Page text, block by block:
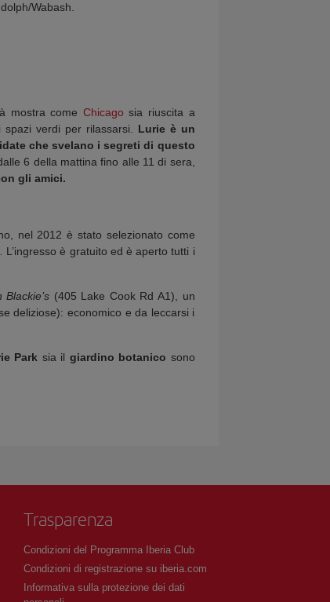
Wabash.
mostra come Chicago sia riuscita a
verdi per rilassarsi. Lurie è un
che svelano i segreti di questo
6 della mattina fino alle 11 di sera,
gli amici.
nel 2012 è stato selezionato come
è gratuito ed è aperto tutti i
Blackie’s (405 Lake Cook Rd A1), un
deliziose): economico e da leccarsi i
Park sia il giardino botanico sono
Trasparenza
Condizioni del Programma Iberia Club
Condizioni di registrazione su iberia.com
Informativa sulla protezione dei dati